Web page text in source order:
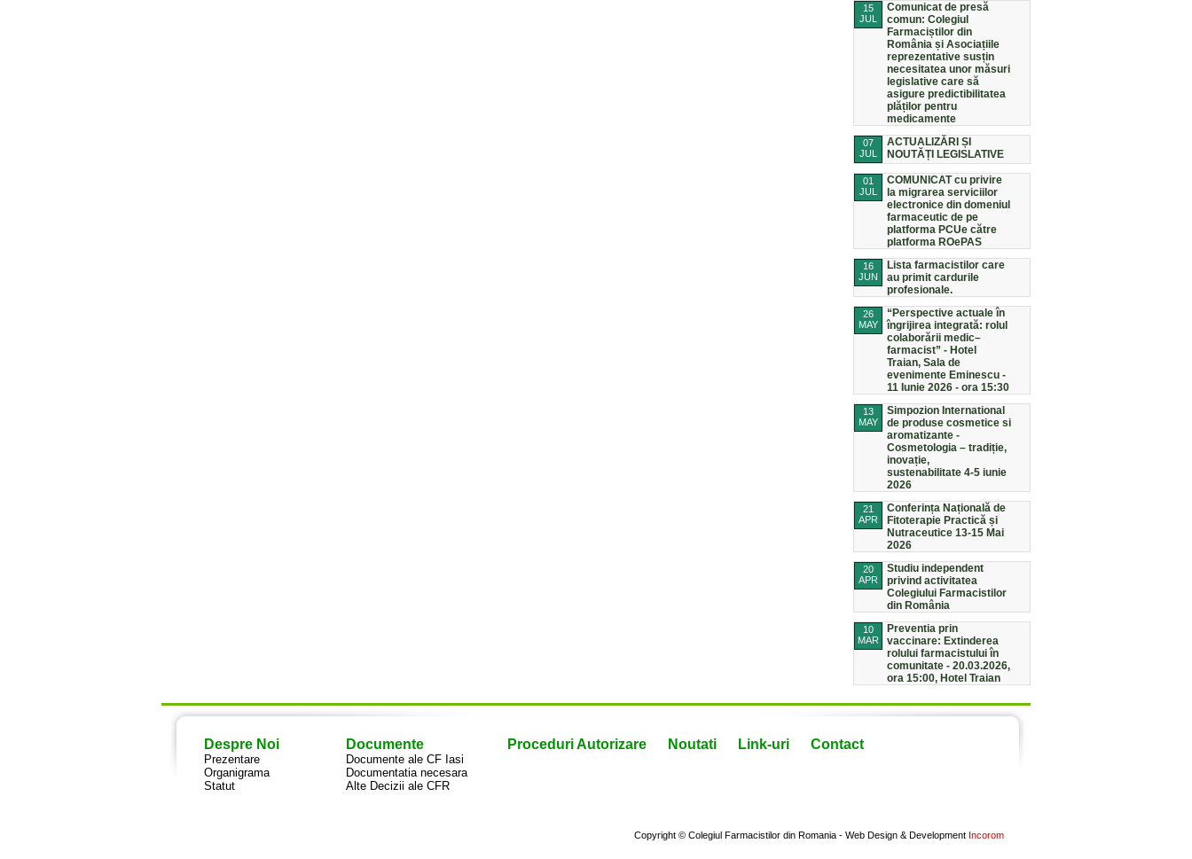
15
JUL
Comunicat de presă
comun: Colegiul
Farmaciștilor din
România și Asociațiile
reprezentative susțin
necesitatea unor măsuri
legislative care să
asigure predictibilitatea
plăților pentru
medicamente
07
JUL
ACTUALIZĂRI ȘI
NOUTĂȚI LEGISLATIVE
01
JUL
COMUNICAT cu privire
la migrarea serviciilor
electronice din domeniul
farmaceutic de pe
platforma PCUe către
platforma ROePAS
16
JUN
Lista farmacistilor care
au primit cardurile
profesionale.
26
MAY
“Perspective actuale în
îngrijirea integrată: rolul
colaborării medic–
farmacist” - Hotel
Traian, Sala de
evenimente Eminescu -
11 Iunie 2026 - ora 15:30
13
MAY
Simpozion International
de produse cosmetice si
aromatizante -
Cosmetologia – tradiție,
inovație,
sustenabilitate 4-5 iunie
2026
21
APR
Conferința Națională de
Fitoterapie Practică și
Nutraceutice 13-15 Mai
2026
20
APR
Studiu independent
privind activitatea
Colegiului Farmacistilor
din România
10
MAR
Preventia prin
vaccinare: Extinderea
rolului farmacistului în
comunitate - 20.03.2026,
ora 15:00, Hotel Traian
Despre Noi
Prezentare
Organigrama
Statut
Documente Proceduri Autorizare Noutati Link-uri Contact
Documente ale CF Iasi
Documentatia necesara
Alte Decizii ale CFR
Copyright © Colegiul Farmacistilor din Romania - Web Design & Development Incorom